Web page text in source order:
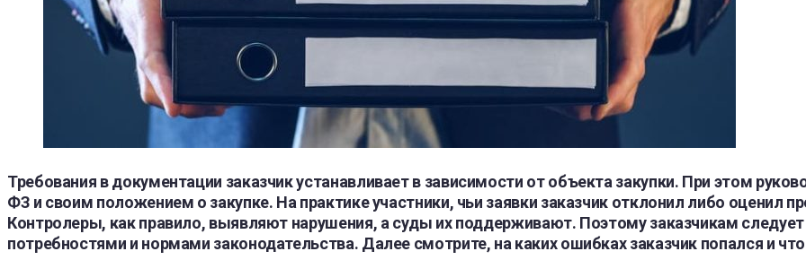
Требования в документации заказчик устанавливает в зависимости от объекта закупки. При этом
ФЗ и своим положением о закупке. На практике участники, чьи заявки заказчик отклонил либо оценил
Контролеры, как правило, выявляют нарушения, а суды их поддерживают. Поэтому заказчикам
потребностями и нормами законодательства. Далее смотрите, на каких ошибках заказчик попался и